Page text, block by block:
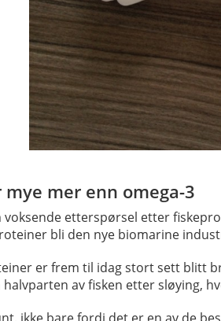
mye mer enn omega-3
voksende etterspørsel etter
bli den nye biomarine
er frem til idag stort sett blitt
halvparten av fisken etter sløying,